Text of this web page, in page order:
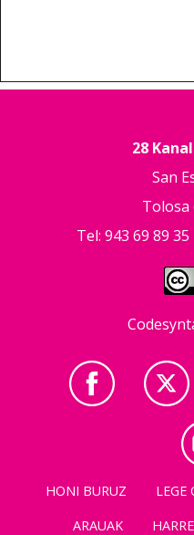
28
San
Tolosa
Tel: 943 69 89 35
HONI BURUZ LEGE
ARAUAK